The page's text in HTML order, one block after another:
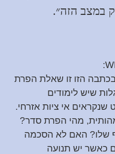
במצב הזה״.
הזו זו שאלת הפרת
שיש לימודים
שנקראים אי ציות אזרחי.
מהי הפרת סדר?
שלו? האם לא הסכמה
כאשר יש תנועה